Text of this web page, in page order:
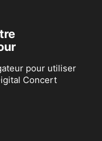
pour utiliser
Concert